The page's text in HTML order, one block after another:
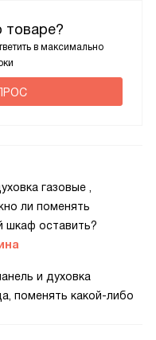
товаре?
в максимально
газовые ,
ли поменять
шкаф оставить?
и духовка
поменять какой-либо